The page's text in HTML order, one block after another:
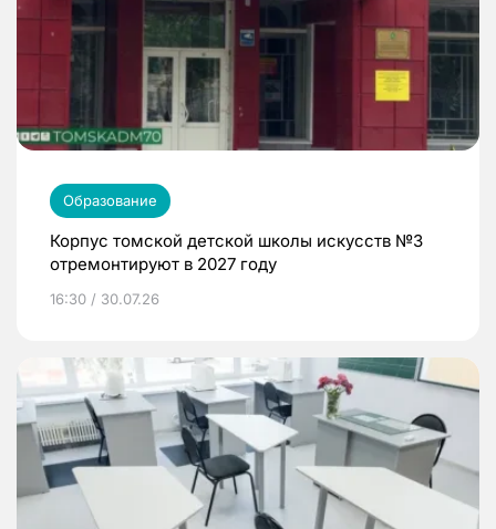
Образование
Корпус томской детской школы искусств №3
отремонтируют в 2027 году
16:30 / 30.07.26